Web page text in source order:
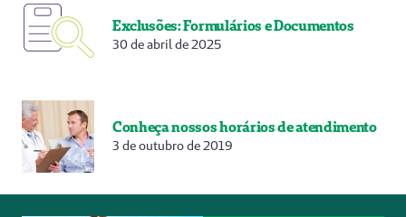
Exclusões: Formulários e Documentos
30 de abril de 2025
Conheça nossos horários de atendimento
3 de outubro de 2019